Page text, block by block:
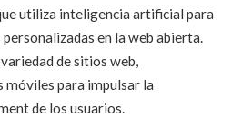
utiliza inteligencia artificial para
en la web abierta.
de sitios web,
móviles para impulsar la
de los usuarios.